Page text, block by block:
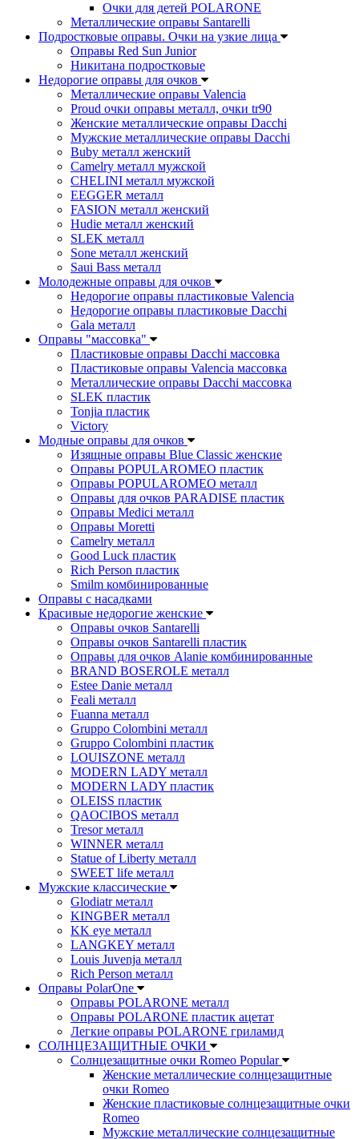
Очки для детей POLARONE
Металлические оправы Santarelli
Подростковые оправы. Очки на узкие лица
Оправы Red Sun Junior
Никитана подростковые
Недорогие оправы для очков
Металлические оправы Valencia
Proud очки оправы металл, очки tr90
Женские металлические оправы Dacchi
Мужские металлические оправы Dacchi
Buby металл женский
Camelry металл мужской
CHELINI металл мужской
EEGGER металл
FASION металл женский
Hudie металл женский
SLEK металл
Sone металл женский
Saui Bass металл
Молодежные оправы для очков
Недорогие оправы пластиковые Valencia
Недорогие оправы пластиковые Dacchi
Gala металл
Оправы "массовка"
Пластиковые оправы Dacchi массовка
Пластиковые оправы Valencia массовка
Металлические оправы Dacchi массовка
SLEK пластик
Tonjia пластик
Victory
Модные оправы для очков
Изящные оправы Blue Classic женские
Оправы POPULAROMEO пластик
Оправы POPULAROMEO металл
Оправы для очков PARADISE пластик
Оправы Medici металл
Оправы Moretti
Camelry металл
Good Luck пластик
Rich Person пластик
Smilm комбинированные
Оправы с насадками
Красивые недорогие женские
Оправы очков Santarelli
Оправы очков Santarelli пластик
Оправы для очков Alanie комбинированные
BRAND BOSEROLE металл
Estee Danie металл
Feali металл
Fuanna металл
Gruppo Colombini металл
Gruppo Colombini пластик
LOUISZONE металл
MODERN LADY металл
MODERN LADY пластик
OLEISS пластик
QAOCIBOS металл
Tresor металл
WINNER металл
Statue of Liberty металл
SWEET life металл
Мужские классические
Glodiatr металл
KINGBER металл
KK eye металл
LANGKEY металл
Louis Juvenja металл
Rich Person металл
Оправы PolarOne
Оправы POLARONE металл
Оправы POLARONE пластик ацетат
Легкие оправы POLARONE гриламид
СОЛНЦЕЗАЩИТНЫЕ ОЧКИ
Солнцезащитные очки Romeo Popular
Женские металлические солнцезащитные
очки Romeo
Женские пластиковые солнцезащитные очки
Romeo
Мужские металлические солнцезащитные